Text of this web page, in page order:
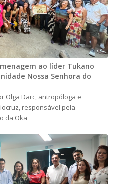
ao líder Tukano
Nossa Senhora do
Olga Darc, antropóloga e
responsável pela
da Oka